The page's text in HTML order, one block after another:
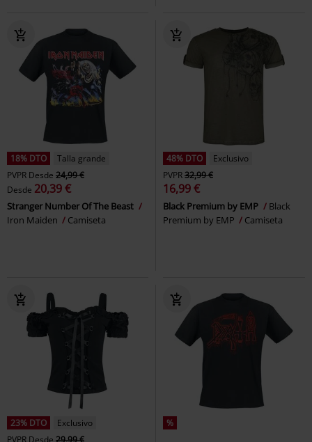
18% DTO
Talla grande
PVPR Desde 24,99 €
Desde 20,39 €
Stranger Number Of The Beast
Iron Maiden
Camiseta
48% DTO
Exclusivo
PVPR32,99 €
16,99 €
Black Premium by EMP
Black
Premium by EMP
Camiseta
23% DTO
Exclusivo
PVPR Desde 29,99 €
%